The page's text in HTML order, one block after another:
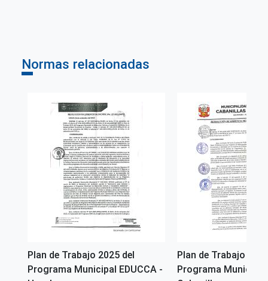
Normas relacionadas
Plan de Trabajo 2025 del
Programa Municipal EDUCCA -
Plan de Trabajo
Programa Municipal